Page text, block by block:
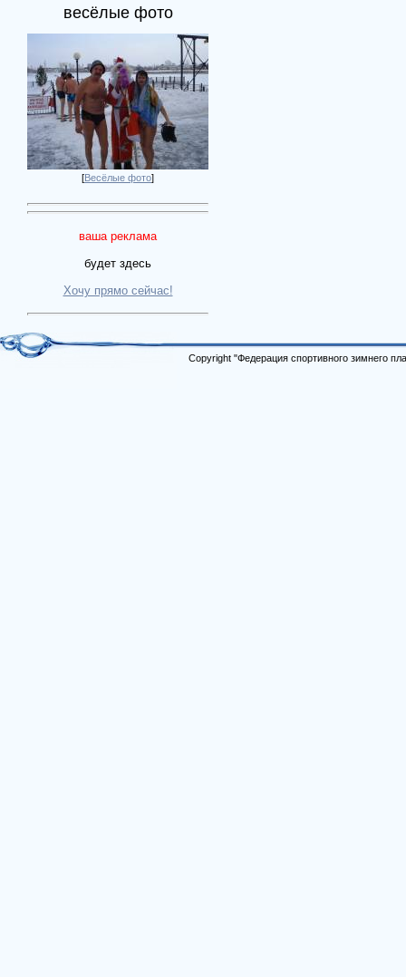
весёлые фото
[Весёлые фото]
ваша реклама
будет здесь
Хочу прямо сейчас!
Copyright "Федерация спортивного зимнего